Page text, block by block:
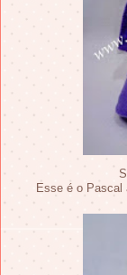
Esse é o Pascal